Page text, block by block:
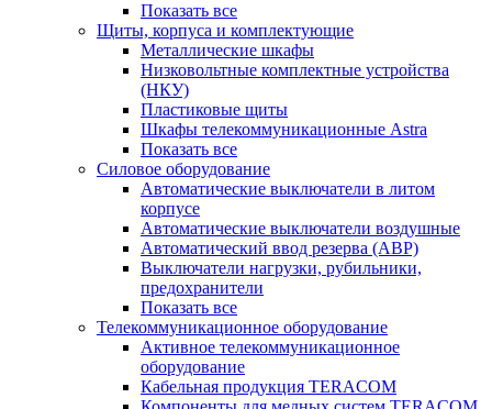
Показать все
Щиты, корпуса и комплектующие
Металлические шкафы
Низковольтные комплектные устройства
(НКУ)
Пластиковые щиты
Шкафы телекоммуникационные Astra
Показать все
Силовое оборудование
Автоматические выключатели в литом
корпусе
Автоматические выключатели воздушные
Автоматический ввод резерва (АВР)
Выключатели нагрузки, рубильники,
предохранители
Показать все
Телекоммуникационное оборудование
Активное телекоммуникационное
оборудование
Кабельная продукция TERACOM